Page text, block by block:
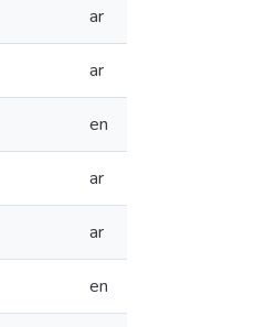
ar
ar
en
ar
ar
en